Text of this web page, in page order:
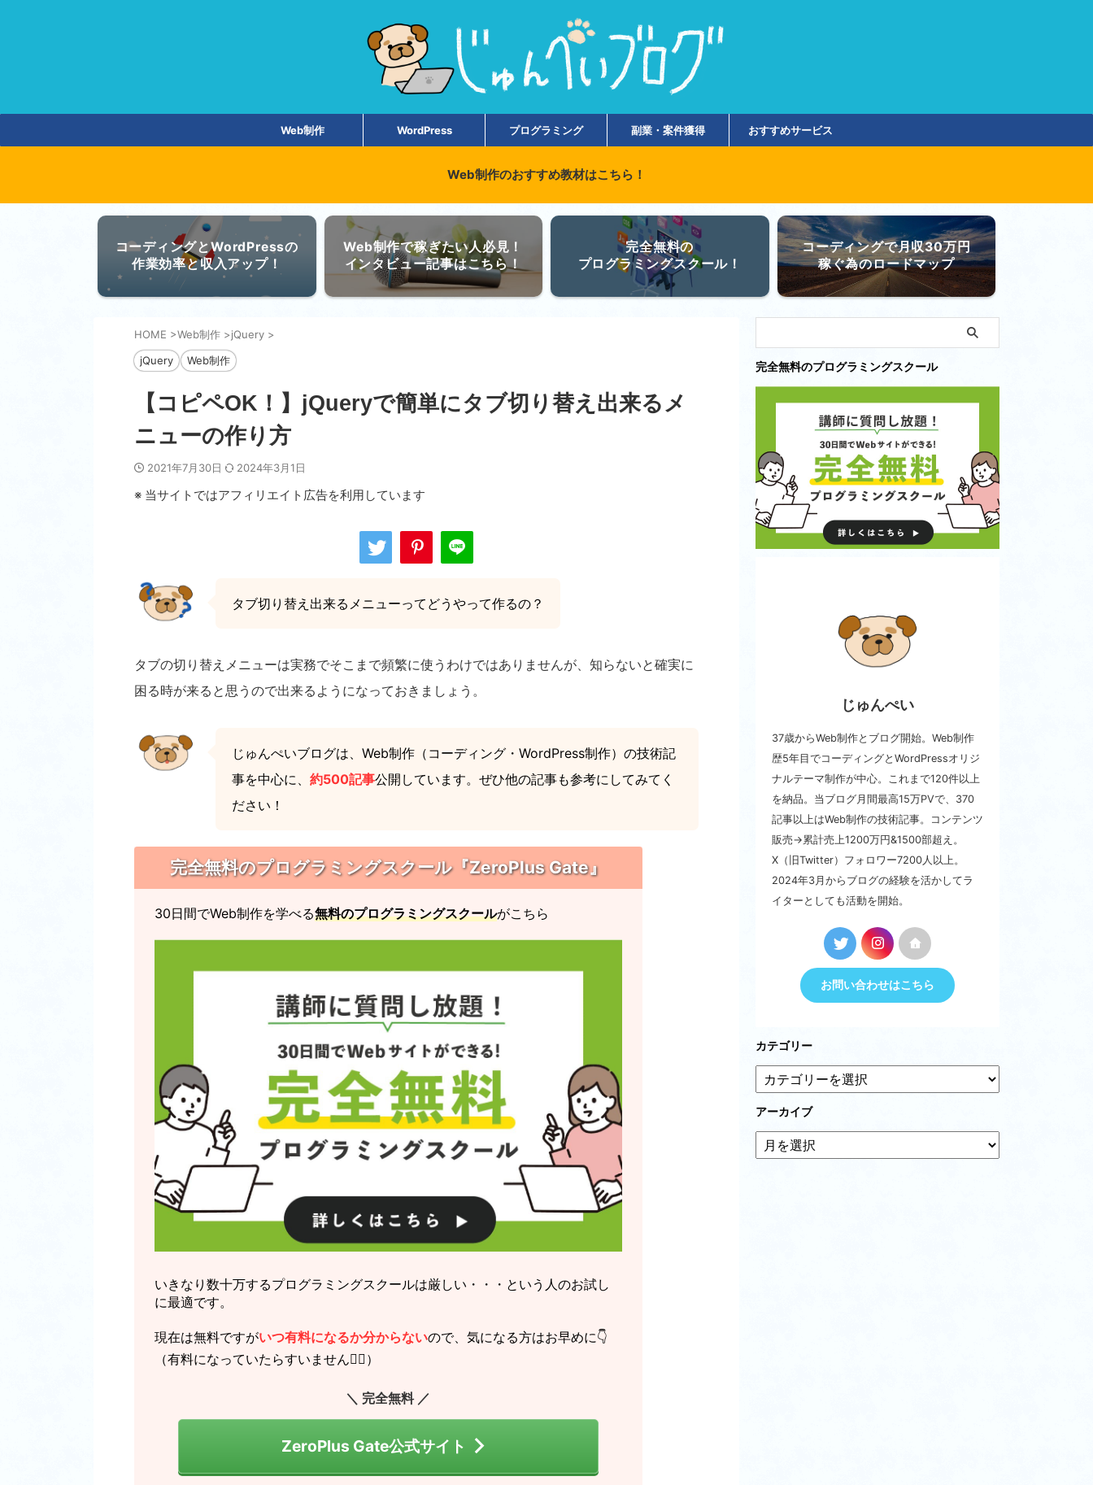
Web制作 WordPress プログラミング 副業・案件獲得 おすすめサービス
Web制作のおすすめ教材はこちら！
コーディングとWordPressの
作業効率と収入アップ！
Web制作で稼ぎたい人必見！
インタビュー記事はこちら！
完全無料の
プログラミングスクール！
コーディングで月収30万円
稼ぐ為のロードマップ
HOME >Web制作 >jQuery >
jQuery
Web制作
【コピペOK！】jQueryで簡単にタブ切り替え出来るメ
ニューの作り方
2021年7月30日 2024年3月1日
※ 当サイトではアフィリエイト広告を利用しています
タブ切り替え出来るメニューってどうやって作るの？
タブの切り替えメニューは実務でそこまで頻繁に使うわけではありませんが、知らないと確実に
困る時が来ると思うので出来るようになっておきましょう。
じゅんぺいブログは、Web制作（コーディング・WordPress制作）の技術記
事を中心に、 約500記事公開しています。ぜひ他の記事も参考にしてみてく
ださい！
完全無料のプログラミングスクール『ZeroPlus Gate』
30日間でWeb制作を学べる無料のプログラミングスクールがこちら
いきなり数十万するプログラミングスクールは厳しい・・・という人のお試し
に最適です。
現在は無料ですがいつ有料になるか分からないので、気になる方はお早めに👇
（有料になっていたらすいません🙇‍♂️）
＼ 完全無料 ／
ZeroPlus Gate公式サイト
完全無料のプログラミングスクール
じゅんぺい
37歳からWeb制作とブログ開始。Web制作
歴5年目でコーディングとWordPressオリジ
ナルテーマ制作が中心。これまで120件以上
を納品。当ブログ月間最高15万PVで、370
記事以上はWeb制作の技術記事。コンテンツ
販売→累計売上1200万円&1500部超え。
X（旧Twitter）フォロワー7200人以上。
2024年3月からブログの経験を活かしてラ
イターとしても活動を開始。
お問い合わせはこちら
カテゴリー
アーカイブ